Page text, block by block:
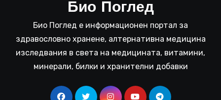
Био Поглед
Био Поглед е информационен портал за
здравословно хранене, алтернативна медицина
изследвания в света на медицината, витамини,
минерали, билки и хранителни добавки